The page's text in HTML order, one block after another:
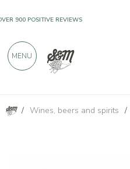
/ Wines, beers and spirits /
Chianti Rufina DOCG - 6 bottiglie
900 POSITIVE REVIEWS
MENU